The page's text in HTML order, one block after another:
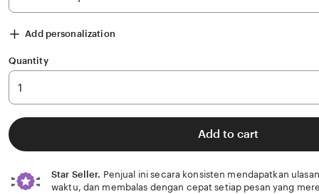
Add personalization
Quantity
Add to cart
Star Seller. Penjual ini secara konsisten mendapatkan
waktu, dan membalas dengan cepat setiap pesan yang